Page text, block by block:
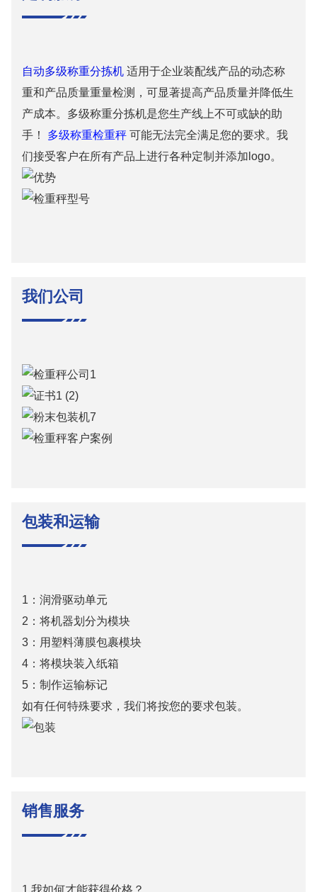
自动多级称重分拣机适用于企业装配线产品的动态称
重和产品质量重量检测，可显著提高产品质量并降低生
产成本。多级称重分拣机是您生产线上不可或缺的助
手！ 多级称重检重秤可能无法完全满足您的要求。我
们接受客户在所有产品上进行各种定制并添加logo。
我们公司
包装和运输
1：润滑驱动单元
2：将机器划分为模块
3：用塑料薄膜包裹模块
4：将模块装入纸箱
5：制作运输标记
如有任何特殊要求，我们将按您的要求包装。
销售服务
1.我如何才能获得价格？